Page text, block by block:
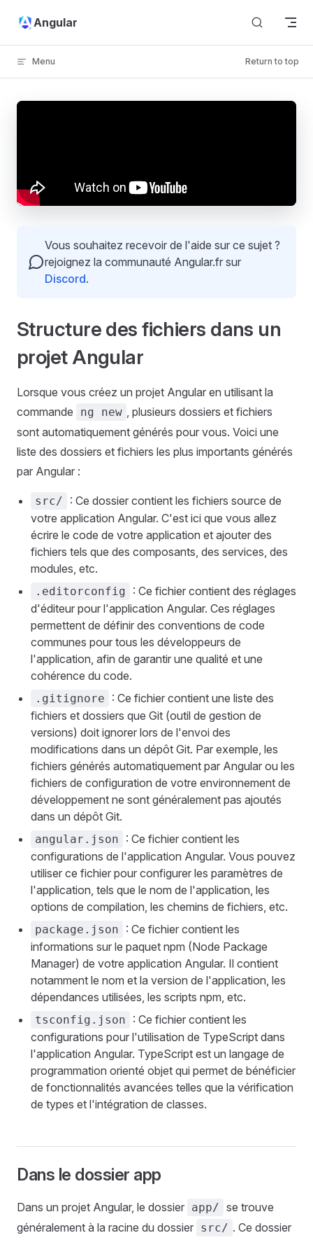
Skip to content
Angular
Menu Return to top
Vous souhaitez recevoir de l'aide sur ce sujet ?
rejoignez la communauté Angular.fr sur
Discord.
Structure des fichiers dans un
projet Angular
Lorsque vous créez un projet Angular en utilisant la
commande
ng new , plusieurs dossiers et fichiers
sont automatiquement générés pour vous. Voici une
liste des dossiers et fichiers les plus importants générés
par Angular :
src/
: Ce dossier contient les fichiers source de
votre application Angular. C'est ici que vous allez
écrire le code de votre application et ajouter des
fichiers tels que des composants, des services, des
modules, etc.
.editorconfig
: Ce fichier contient des réglages
d'éditeur pour l'application Angular. Ces réglages
permettent de définir des conventions de code
communes pour tous les développeurs de
l'application, afin de garantir une qualité et une
cohérence du code.
.gitignore
: Ce fichier contient une liste des
fichiers et dossiers que Git (outil de gestion de
versions) doit ignorer lors de l'envoi des
modifications dans un dépôt Git. Par exemple, les
fichiers générés automatiquement par Angular ou les
fichiers de configuration de votre environnement de
développement ne sont généralement pas ajoutés
dans un dépôt Git.
angular.json
: Ce fichier contient les
configurations de l'application Angular. Vous pouvez
utiliser ce fichier pour configurer les paramètres de
l'application, tels que le nom de l'application, les
options de compilation, les chemins de fichiers, etc.
package.json
: Ce fichier contient les
informations sur le paquet npm (Node Package
Manager) de votre application Angular. Il contient
notamment le nom et la version de l'application, les
dépendances utilisées, les scripts npm, etc.
tsconfig.json
: Ce fichier contient les
configurations pour l'utilisation de TypeScript dans
l'application Angular. TypeScript est un langage de
programmation orienté objet qui permet de bénéficier
de fonctionnalités avancées telles que la vérification
de types et l'intégration de classes.
Dans le dossier app
Dans un projet Angular, le dossier app/ se trouve
généralement à la racine du dossier src/ . Ce dossier